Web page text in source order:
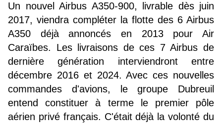
Un nouvel Airbus A350-900, livrable dès juin
2017, viendra compléter la flotte des 6 Airbus
A350 déjà annoncés en 2013 pour Air
Caraïbes. Les livraisons de ces 7 Airbus de
dernière génération interviendront entre
décembre 2016 et 2024. Avec ces nouvelles
commandes d'avions, le groupe Dubreuil
entend constituer à terme le premier pôle
aérien privé français. C'était déjà la volonté du